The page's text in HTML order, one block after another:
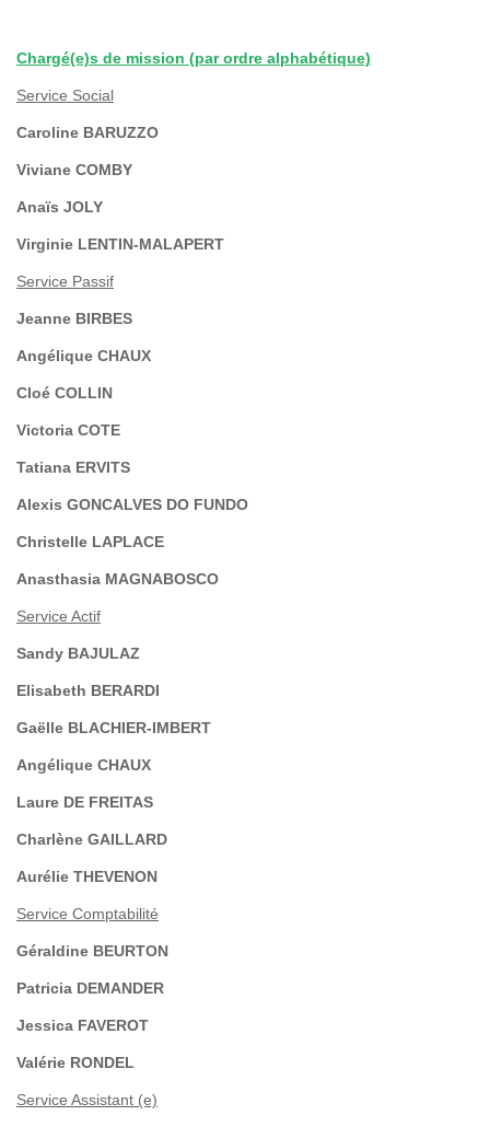
Chargé(e)s de mission (par ordre alphabétique)
Service Social
Caroline BARUZZO
Viviane COMBY
Anaïs JOLY
Virginie LENTIN-MALAPERT
Service Passif
Jeanne BIRBES
Angélique CHAUX
Cloé COLLIN
Victoria COTE
Tatiana ERVITS
Alexis GONCALVES DO FUNDO
Christelle LAPLACE
Anasthasia MAGNABOSCO
Service Actif
Sandy BAJULAZ
Elisabeth BERARDI
Gaëlle BLACHIER-IMBERT
Angélique CHAUX
Laure DE FREITAS
Charlène GAILLARD
Aurélie THEVENON
Service Comptabilité
Géraldine BEURTON
Patricia DEMANDER
Jessica FAVEROT
Valérie RONDEL
Service Assistant (e)